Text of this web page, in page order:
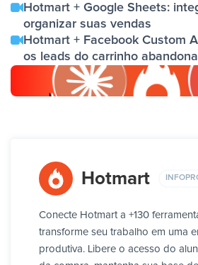
Hotmart + Google Sheets:
organizar suas vendas
Hotmart + Facebook Custom
os leads do carrinho
Hotmart
Conecte Hotmart a +130
transforme seu trabalho em uma
produtiva. Libere o acesso do